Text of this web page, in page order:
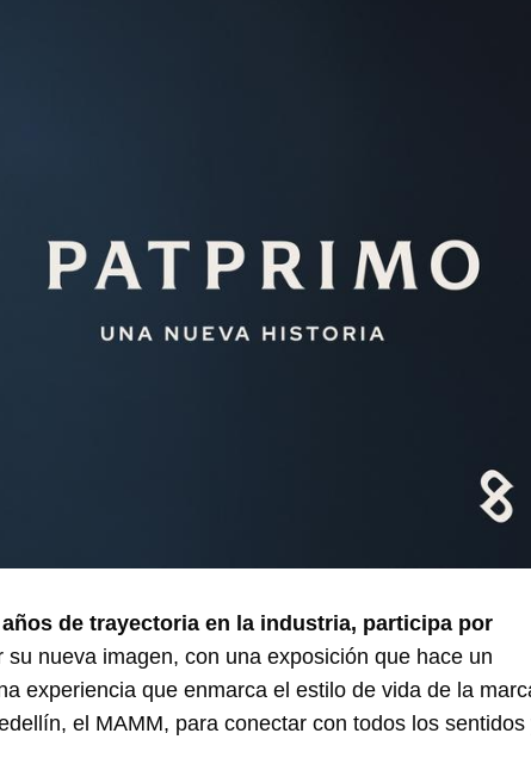
de trayectoria en la industria, participa por
su nueva imagen, con una exposición que hace un
experiencia que enmarca el estilo de vida de la
el MAMM, para conectar con todos los sentidos